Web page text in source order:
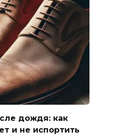
дождя: как
и не испортить